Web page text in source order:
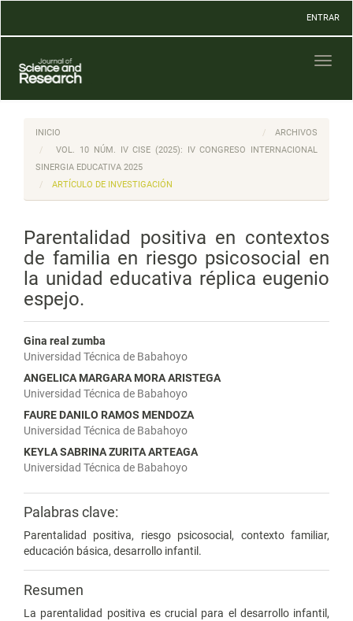
Contenido
Barra
lateral
ENTRAR
INICIO
ARCHIVOS
VOL. 10 NÚM. IV CISE (2025): IV CONGRESO INTERNACIONAL
SINERGIA EDUCATIVA 2025
ARTÍCULO DE INVESTIGACIÓN
Parentalidad positiva en contextos
de familia en riesgo psicosocial en
la unidad educativa réplica eugenio
espejo.
Gina real zumba
Universidad Técnica de Babahoyo
ANGELICA MARGARA MORA ARISTEGA
Universidad Técnica de Babahoyo
FAURE DANILO RAMOS MENDOZA
Universidad Técnica de Babahoyo
KEYLA SABRINA ZURITA ARTEAGA
Universidad Técnica de Babahoyo
Palabras clave:
Parentalidad positiva, riesgo psicosocial, contexto familiar,
educación básica, desarrollo infantil.
Resumen
La parentalidad positiva es crucial para el desarrollo infantil,